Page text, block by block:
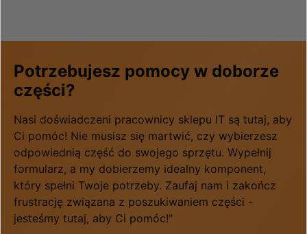
Potrzebujesz pomocy w doborze
części?
Nasi doświadczeni pracownicy sklepu IT są tutaj, aby
Ci pomóc! Nie musisz się martwić, czy wybierzesz
odpowiednią część do swojego sprzętu. Wypełnij
formularz, a my dobierzemy idealny komponent,
który spełni Twoje potrzeby. Zaufaj nam i zakończ
frustrację związana z poszukiwaniem części -
jesteśmy tutaj, aby Ci pomóc!"